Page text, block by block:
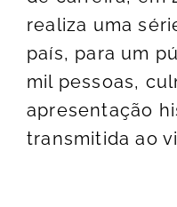
realiza uma
país, para um
mil pessoas,
apresentação
transmitida ao